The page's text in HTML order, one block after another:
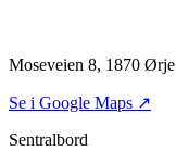
Moseveien 8, 1870 Ørje
Se i Google Maps ↗
Sentralbord